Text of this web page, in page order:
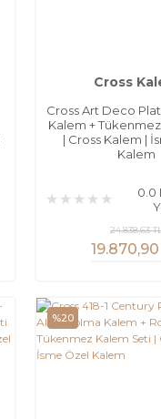
Cross
Cross Art Deco
Kalem +
| Cross Kalem |
Kalem
0.0
24.838,63
%20